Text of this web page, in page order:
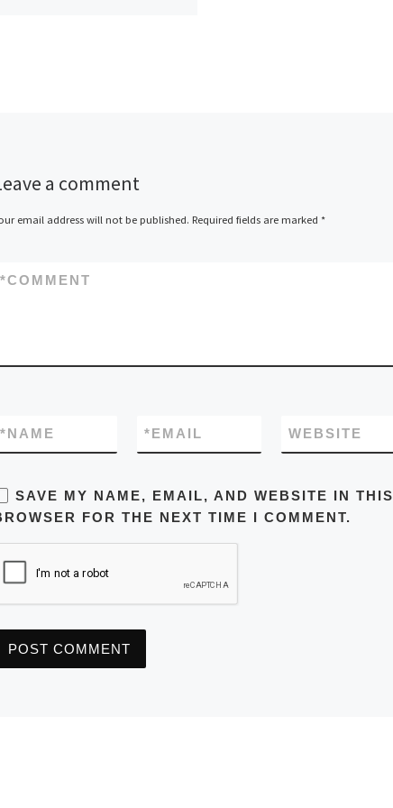
a comment
email address will not be published. Required fields are marked *
COMMENT
*
NAME
* EMAIL
* WEBSITE
SAVE MY NAME, EMAIL, AND WEBSITE IN THIS
FOR THE NEXT TIME I COMMENT.